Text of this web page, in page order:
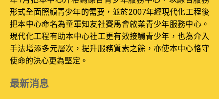
形式全面照顧青少年的需要，並於2007年經現代化工程後
把本中心命名為童軍知友社賽馬會啟業青少年服務中心。
現代化工程有助本中心社工更有效接觸青少年，也為介入
手法增添多元層次，提升服務質素之餘，亦使本中心恪守
使命的決心更為堅定。
最新消息